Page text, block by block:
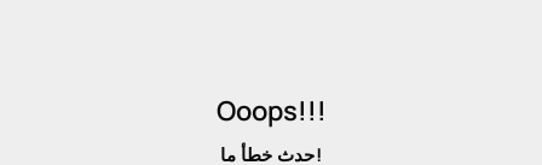
Ooops!!!
حدث خطأ ما!